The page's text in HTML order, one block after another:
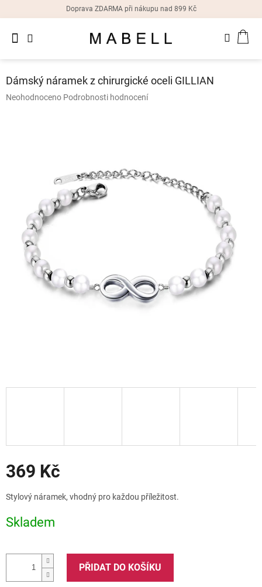
Doprava ZDARMA při nákupu nad 899 Kč
Dámské
náušnice
náhrdelníky
Dámske
hodinky
Doplňky
Slevy
Dámský náramek z chirurgické oceli GILLIAN
Průměrné
Neohodnoceno Podrobnosti hodnocení
369 Kč
cena:
Stylový náramek, vhodný pro každou příležitost.
Skladem
PŘIDAT DO KOŠÍKU